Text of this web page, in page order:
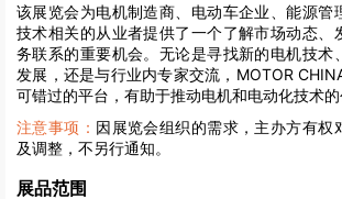
该展览会为电机制造商、电动车企业、能源管
技术相关的从业者提供了一个了解市场动态、
务联系的重要机会。无论是寻找新的电机技术
发展，还是与行业内专家交流，MOTOR
可错过的平台，有助于推动电机和电动化技术的
注意事项： 因展览会组织的需求，主办方有权
及调整，不另行通知。
展品范围